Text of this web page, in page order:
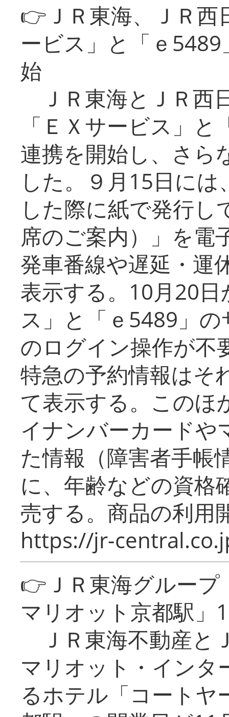
👉ＪＲ東海、ＪＲ
ービス」と「ｅ
始
ＪＲ東海とＪＲ西
「ＥＸサービス」
連携を開始し、さら
した。９月15日に
した際に紙で発行し
席のご案内）」を電
発車番線や遅延・運
表示する。10月20
ス」と「ｅ5489」
のログイン操作が不
特急の予約情報はそ
て表示する。このほ
イナンバーカードや
た情報（障害者手帳
に、年齢などの資格
売する。商品の利用
https://jr-
👉ＪＲ東海グルー
マリオット京都駅」
ＪＲ東海不動産と
マリオット・インタ
るホテル「コートヤ